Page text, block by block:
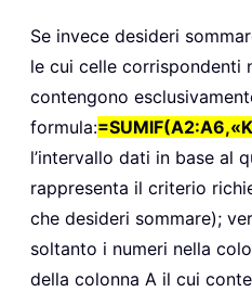
Se invece desideri
le cui celle corrispondenti
contengono
formula:
l’intervallo dati in base al
rappresenta il criterio
che desideri sommare);
soltanto i numeri nella
della colonna A il cui